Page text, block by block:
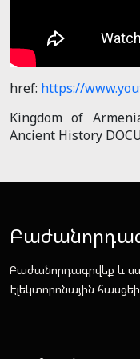
href: https://
Kingdom of
Ancient History
Բաժանորդագրվեք և
Էլեկտորոնային